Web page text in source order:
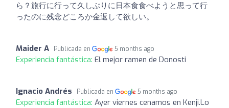
ら？旅行に行って久しぶりに日本食食べようと思って行
ったのに残念どころか金返して欲しい。
Maider A Publicada en 5 months ago
Experiencia fantástica: El mejor ramen de Donosti
Ignacio Andrés Publicada en 5 months ago
Experiencia fantástica: Ayer viernes cenamos en Kenji.Lo